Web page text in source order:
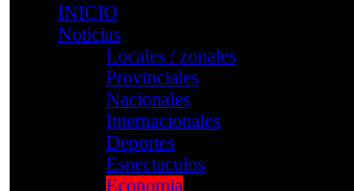
INICIO
Noticias
Locales / zonales
Provinciales
Nacionales
Internacionales
Deportes
Espectaculos
Economia